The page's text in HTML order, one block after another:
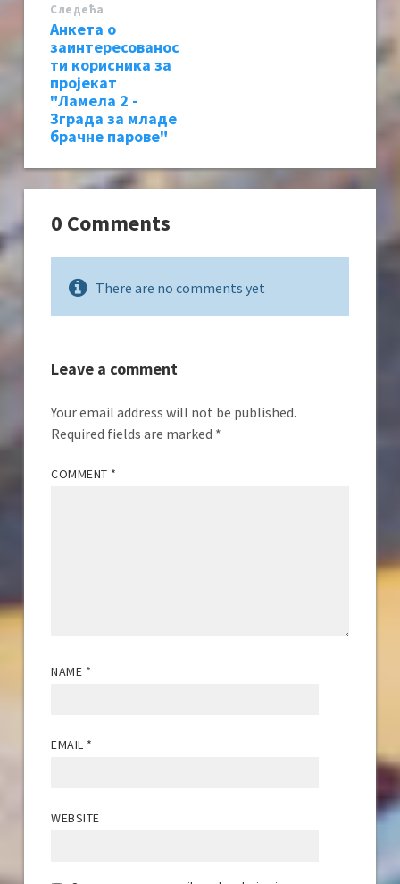
Следећa
Анкета о
заинтересованос
ти корисника за
пројекат
"Ламела 2 -
Зграда за младе
брачне парове"
0 Comments
There are no comments yet
Leave a comment
Your email address will not be published.
Required fields are marked *
COMMENT *
NAME *
EMAIL *
WEBSITE